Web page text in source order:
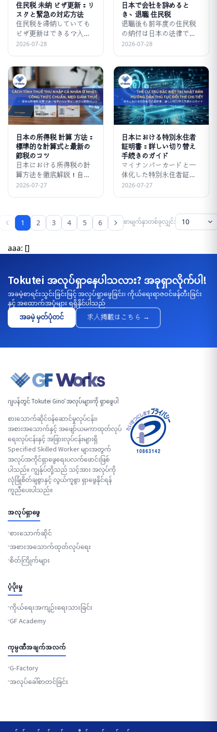
住民税 未納 ビザ更新：リ
スクと緊急の対応方法
住民税を滞納していても
ビザ更新はできる？入管
の公式な見解と対処法・
2026-07-28
日本で会社を辞めると
き、退職 住民税
退職後も前年度の住民税
の納付は日本の法律で義
務付けられています。課
まで詳しく解説します！
2026-07-28
日本の所得税 計算 方法：
標準的な計算式と最新の
節税のコツ
日本における所得税の計
算方法を徹底解説！自分
の手取り給与を正確に計
の記事をご覧ください。
2026-07-27
日本における特別永住者
証明書：詳しい切り替え
手続きのガイド
マイナンバーカードと一
体化した特別永住者証明
書への切り替え手続きや
くガイドします。2026年
からの新しいルールを早
めに確認して、準備して
2026-07-27
1 2 3 4 5 6 စာမျက်နှာတစ်ခုလျှင်: 10
aaa: []
Tokutei အလုပ်ရှာနေပါသလား? အခုရှာလိုက်ပါ!
အခမဲ့စာရင်းသွင်းခြင်းဖြင့် အလုပ်ရှာဖွေခြင်း၊ ကိုယ်ရေးရာဇဝင်ဖန်တီးခြင်း
နှင့် အထောက်အပံ့များ ရရှိနိုင်ပါသည်
အခမဲ့ မှတ်ပုံတင် 求人掲載はこちら →
ဂျပန်တွင် Tokutei Ginō အလုပ်များကို ရှာဖွေပါ
စားသောက်ဆိုင်ဝန်ဆောင်မှုလုပ်ငန်း၊
အစားအသောက်နှင့် အဖျော်ယမကာထုတ်လုပ်
ရေးလုပ်ငန်းနှင့် အခြားလုပ်ငန်းများရှိ
Specified Skilled Worker များအတွက်
အလုပ်အကိုင်ရှာဖွေရေးပလက်ဖောင်းဖြစ်
ပါသည်။ ကျွန်ုပ်တို့သည် သင့်အား အလုပ်ကို
လုံခြုံစိတ်ချစွာနှင့် လွယ်ကူစွာ ရှာဖွေနိုင်ရန်
ကူညီပေးပါသည်။
အလုပ်ရှာဖွေ
စားသောက်ဆိုင်
အစားအသောက်ထုတ်လုပ်ရေး
စိတ်ကြိုက်များ
ပံ့ပိုးမှု
ကိုယ်ရေးအကျဉ်းရေးသားခြင်း
GF Academy
ကုမ္ပဏီအချက်အလက်
G-Factory
အလုပ်ခေါ်စာတင်ခြင်း